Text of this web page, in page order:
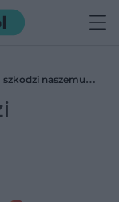
naszemu